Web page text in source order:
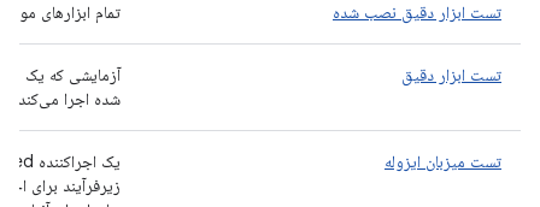
تست ابزار دقیق نصب شده تمام ابزارهای
تست ابزار دقیق
آزمایشی که یک
شده اجرا می‌کند.
تست میزبان ایزوله
زیرفرآیند برای